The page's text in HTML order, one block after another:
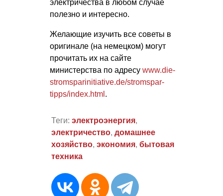
электричества в любом случае
полезно и интересно.
Желающие изучить все советы в
оригинале (на немецком) могут
прочитать их на сайте
министерства по адресу www.die-
stromsparinitiative.de/stromspar-
tipps/index.html .
Теги: электроэнергия,
электричество, домашнее
хозяйство, экономия, бытовая
техника